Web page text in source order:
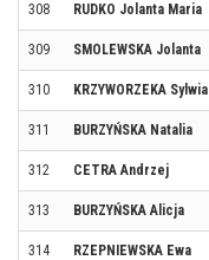
308 RUDKO Jolanta Maria
309 SMOLEWSKA Jolanta
310 KRZYWORZEKA Sylwia
311 BURZYŃSKA Natalia
312 CETRA Andrzej
313 BURZYŃSKA Alicja
314 RZEPNIEWSKA Ewa